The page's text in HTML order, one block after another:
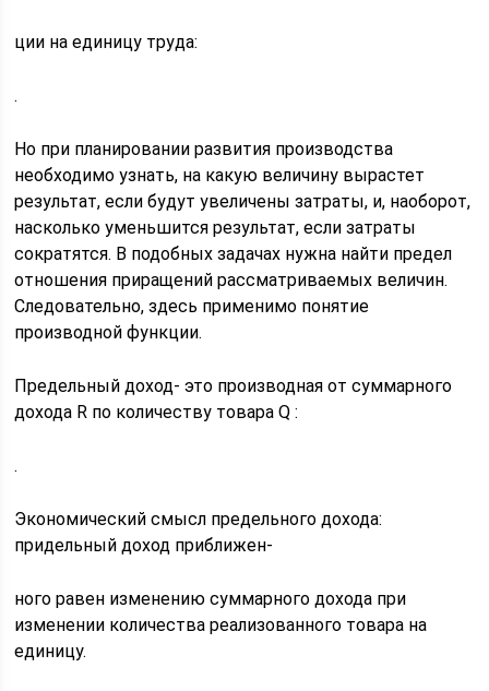
ции на единицу труда:
.
Но при планировании развития производства
необходимо узнать, на какую величину вырастет
результат, если будут увеличены затраты, и, наоборот,
насколько уменьшится результат, если затраты
сократятся. В подобных задачах нужна найти предел
отношения приращений рассматриваемых величин.
Следовательно, здесь применимо понятие
производной функции.
Предельный доход- это производная от суммарного
дохода R по количеству товара Q :
.
Экономический смысл предельного дохода:
придельный доход приближен-
ного равен изменению суммарного дохода при
изменении количества реализованного товара на
единицу.